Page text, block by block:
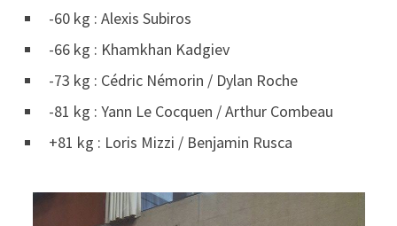
-60 kg : Alexis Subiros
-66 kg : Khamkhan Kadgiev
-73 kg : Cédric Némorin / Dylan Roche
-81 kg : Yann Le Cocquen / Arthur Combeau
+81 kg : Loris Mizzi / Benjamin Rusca